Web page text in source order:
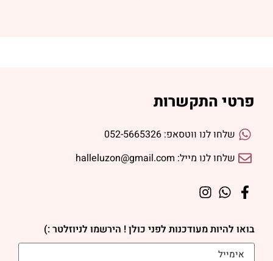
פרטי התקשרות
שלחו לנו ווטסאפ: 052-5665326
שלחו לנו מייל: halleluzon@gmail.com
בואו להיות מעודכנות לפני כולן ! הירשמו לניוזלטר :)